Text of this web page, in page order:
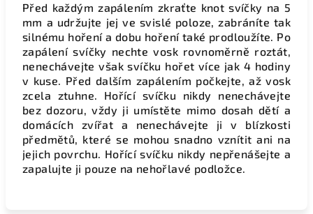
Před každým zapálením zkraťte knot svíčky na 5
mm a udržujte jej ve svislé poloze, zabráníte tak
silnému hoření a dobu hoření také prodloužíte. Po
zapálení svíčky nechte vosk rovnoměrně roztát,
nenechávejte však svíčku hořet více jak 4 hodiny
v kuse. Před dalším zapálením počkejte, až vosk
zcela ztuhne. Hořící svíčku nikdy nenechávejte
bez dozoru, vždy ji umístěte mimo dosah dětí a
domácích zvířat a nenechávejte ji v blízkosti
předmětů, které se mohou snadno vznítit ani na
jejich povrchu. Hořící svíčku nikdy nepřenášejte a
zapalujte ji pouze na nehořlavé podložce.